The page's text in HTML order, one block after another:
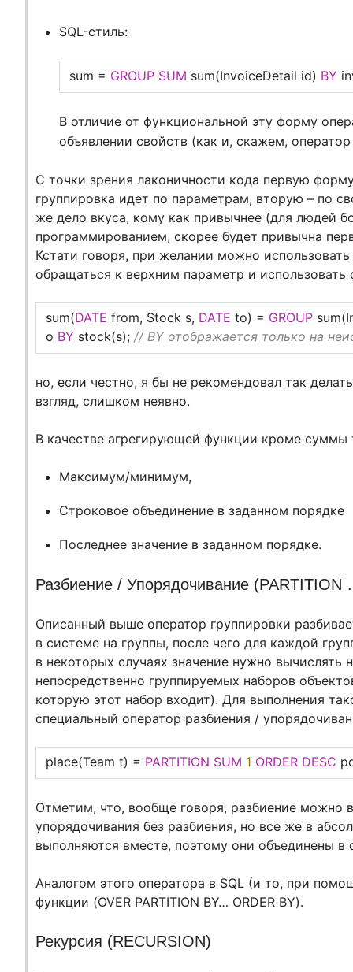
SQL-стиль:
sum = GROUP SUM sum(InvoiceDetail id) BY
В отличие от функциональной эту форму
объявлении свойств (как и, скажем,
С точки зрения лаконичности кода первую
группировка идет по параметрам, вторую – по
же дело вкуса, кому как привычнее (для людей
программированием, скорее будет привычна
Кстати говоря, при желании можно
обращаться к верхним параметр и
sum(DATE from, Stock s, DATE to) = GROUP
o BY stock(s); // BY отображается только на
но, если честно, я бы не рекомендовал так
взгляд, слишком неявно.
В качестве агрегирующей функции кроме
Максимум/минимум,
Строковое объединение в заданном порядке
Последнее значение в заданном порядке.
Разбиение / Упорядочивание (PARTITION
Описанный выше оператор группировки
в системе на группы, после чего для каждой
в некоторых случаях значение нужно вычислять
непосредственно группируемых наборов
которую этот набор входит). Для выполнения
специальный оператор разбиения /
place(Team t) = PARTITION SUM 1 ORDER DESC
Отметим, что, вообще говоря, разбиение можно
упорядочивания без разбиения, но все же в
выполняются вместе, поэтому они объединены в
Аналогом этого оператора в SQL (и то, при
функции (OVER PARTITION BY… ORDER BY).
Рекурсия (RECURSION)